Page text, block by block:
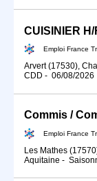
CUISINIER H/
Emploi France
Arvert (17530),
CDD - 06/08/2026
Commis /
Emploi France
Les Mathes
Aquitaine -